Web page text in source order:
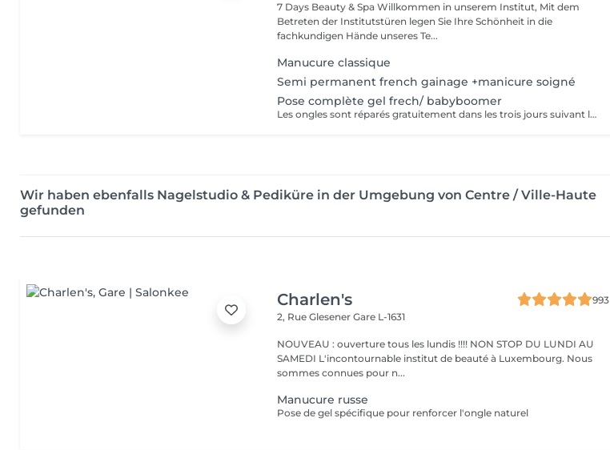
7 Days Beauty & Spa Willkommen in unserem Institut, Mit dem
Betreten der Institutstüren legen Sie Ihre Schönheit in die
fachkundigen Hände unseres Te...
Manucure classique
Semi permanent french gainage +manicure soigné
Pose complète gel frech/ babyboomer
Les ongles sont réparés gratuitement dans les trois jours suivant le service ! A partir du quatrième jour la prestation est payante.
Wir haben ebenfalls Nagelstudio & Pediküre in der Umgebung von Centre / Ville-Haute
gefunden
Charlen's
993
2, Rue GlesenerGare L-1631
NOUVEAU : ouverture tous les lundis !!!! NON STOP DU LUNDI AU
SAMEDI L'incontournable institut de beauté à Luxembourg. Nous
sommes connues pour n...
Manucure russe
Pose de gel spécifique pour renforcer l'ongle naturel